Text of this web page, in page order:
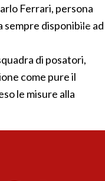
Ferrari, persona
disponibile ad
di posatori,
come pure il
le misure alla